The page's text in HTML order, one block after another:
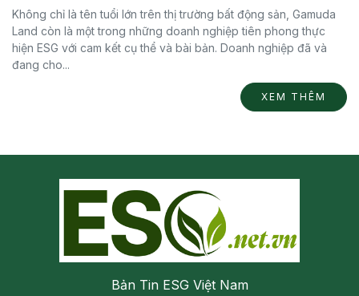
Không chỉ là tên tuổi lớn trên thị trường bất động sản, Gamuda
Land còn là một trong những doanh nghiệp tiên phong thực
hiện ESG với cam kết cụ thể và bài bản. Doanh nghiệp đã và
đang cho...
XEM THÊM
Bản Tin ESG Việt Nam